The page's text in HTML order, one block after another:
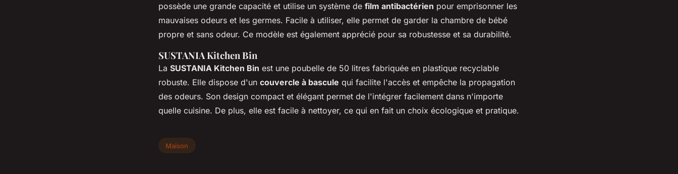
possède une grande capacité et utilise un système de film antibactérien pour emprisonner les
mauvaises odeurs et les germes. Facile à utiliser, elle permet de garder la chambre de bébé
propre et sans odeur. Ce modèle est également apprécié pour sa robustesse et sa durabilité.
SUSTANIA Kitchen Bin
La SUSTANIA Kitchen Bin est une poubelle de 50 litres fabriquée en plastique recyclable
robuste. Elle dispose d'un couvercle à bascule qui facilite l'accès et empêche la propagation
des odeurs. Son design compact et élégant permet de l'intégrer facilement dans n'importe
quelle cuisine. De plus, elle est facile à nettoyer, ce qui en fait un choix écologique et pratique.
Maison